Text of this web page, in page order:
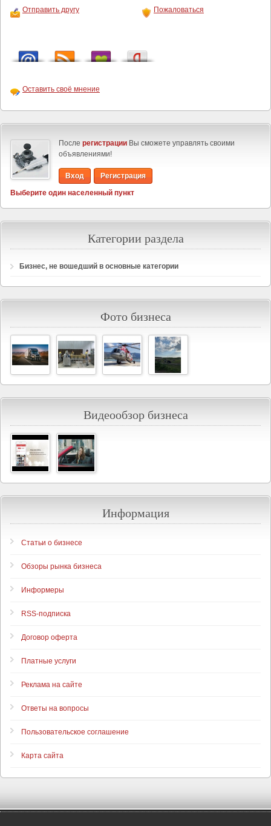
Отправить другу Пожаловаться
Оставить своё мнение
После регистрации Вы сможете управлять своими
объявлениями!
Вход
Регистрация
Выберите один населенный пункт
Категории раздела
Бизнес, не вошедший в основные категории
Фото бизнеса
Видеообзор бизнеса
Информация
Статьи о бизнесе
Обзоры рынка бизнеса
Информеры
RSS-подписка
Договор оферта
Платные услуги
Реклама на сайте
Ответы на вопросы
Пользовательское соглашение
Карта сайта